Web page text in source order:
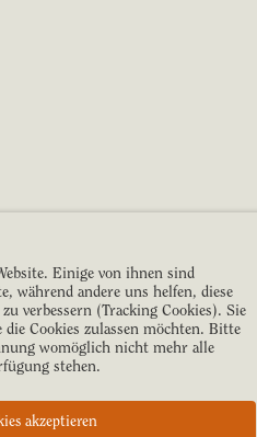
Einige von ihnen sind
während andere uns helfen, diese
verbessern (Tracking Cookies). Sie
Cookies zulassen möchten. Bitte
womöglich nicht mehr alle
stehen.
akzeptieren